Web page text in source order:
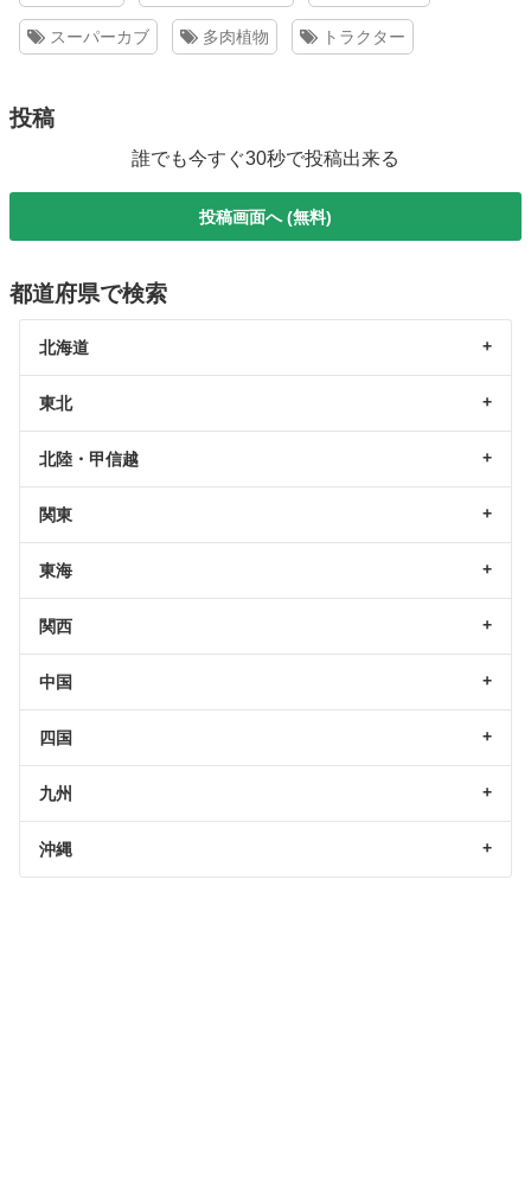
スーパーカブ 多肉植物 トラクター
投稿
誰でも今すぐ30秒で投稿出来る
投稿画面へ (無料)
都道府県で検索
北海道
東北
北陸・甲信越
関東
東海
関西
中国
四国
九州
沖縄